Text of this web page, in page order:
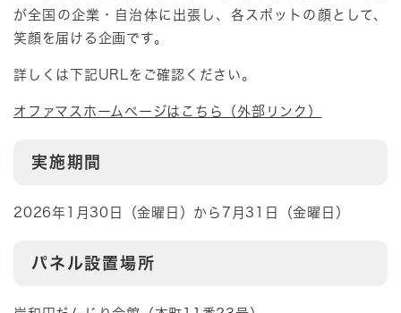
が全国の企業・自治体に出張し、各スポットの顔として、
笑顔を届ける企画です。
詳しくは下記URLをご確認ください。
オファマスホームページはこちら（外部リンク）
実施期間
2026年1月30日（金曜日）から7月31日（金曜日）
パネル設置場所